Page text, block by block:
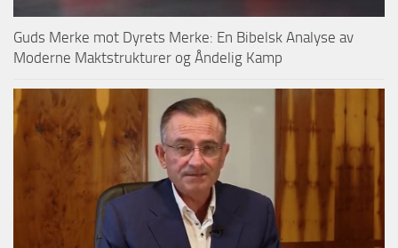
Guds Merke mot Dyrets Merke: En Bibelsk Analyse av
Moderne Maktstrukturer og Åndelig Kamp